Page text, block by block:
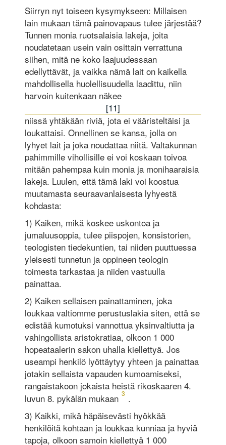
Siirryn nyt toiseen kysymykseen: Millaisen
lain mukaan tämä painovapaus tulee järjestää?
Tunnen monia ruotsalaisia lakeja, joita
noudatetaan usein vain osittain verrattuna
siihen, mitä ne koko laajuudessaan
edellyttävät, ja vaikka nämä lait on kaikella
mahdollisella huolellisuudella laadittu, niin
harvoin kuitenkaan näkee
[11]
niissä yhtäkään riviä, jota ei vääristeltäisi ja
loukattaisi. Onnellinen se kansa, jolla on
lyhyet lait ja joka noudattaa niitä. Valtakunnan
pahimmille vihollisille ei voi koskaan toivoa
mitään pahempaa kuin monia ja monihaaraisia
lakeja. Luulen, että tämä laki voi koostua
muutamasta seuraavanlaisesta lyhyestä
kohdasta:
1) Kaiken, mikä koskee uskontoa ja
jumaluusoppia, tulee piispojen, konsistorien,
teologisten tiedekuntien, tai niiden puuttuessa
yleisesti tunnetun ja oppineen teologin
toimesta tarkastaa ja niiden vastuulla
painattaa.
2) Kaiken sellaisen painattaminen, joka
loukkaa valtiomme perustuslakia siten, että se
edistää kumotuksi vannottua yksinvaltiutta ja
vahingollista aristokratiaa, olkoon 1 000
hopeataalerin sakon uhalla kiellettyä. Jos
useampi henkilö lyöttäytyy yhteen ja painattaa
jotakin sellaista vapauden kumoamiseksi,
rangaistakoon jokaista heistä rikoskaaren 4.
luvun 8. pykälän mukaan 3 .
3) Kaikki, mikä häpäisevästi hyökkää
henkilöitä kohtaan ja loukkaa kunniaa ja hyviä
tapoja, olkoon samoin kiellettyä 1 000